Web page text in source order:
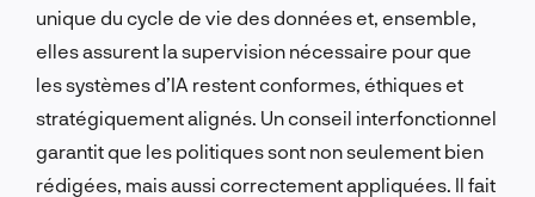
unique du cycle de vie des données et, ensemble,
elles assurent la supervision nécessaire pour que
les systèmes d’IA restent conformes, éthiques et
stratégiquement alignés. Un conseil interfonctionnel
garantit que les politiques sont non seulement bien
rédigées, mais aussi correctement appliquées. Il fait